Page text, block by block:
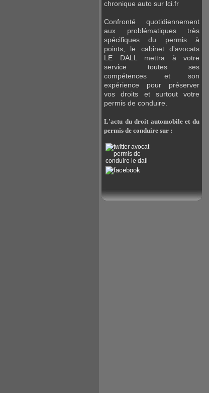
chronique auto sur lci.fr
Confronté quotidiennement
aux problématiques très
spécifiques du permis à
points, le cabinet d'avocats
LE DALL mettra à votre
service toutes ses
compétences et son
expérience pour préserver
vos droits et surtout votre
permis de conduire.
L'actu du droit automobile et du
permis de conduire sur :